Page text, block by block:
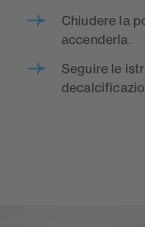
Chiudere la
accenderla.
Seguire le